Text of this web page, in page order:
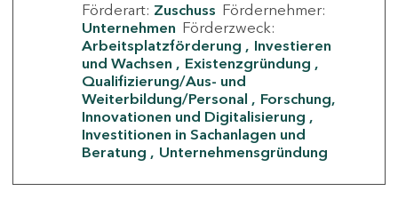
Förderart: Zuschuss Fördernehmer:
Unternehmen Förderzweck:
Arbeitsplatzförderung
Investieren
und Wachsen
Existenzgründung
Qualifizierung/Aus- und
Weiterbildung/Personal
Forschung,
Innovationen und Digitalisierung
Investitionen in Sachanlagen und
Beratung
Unternehmensgründung